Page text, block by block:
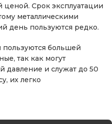
Срок эксплуатации
металлическими
день пользуются редко.
большей
так как могут
и служат до 50
их легко